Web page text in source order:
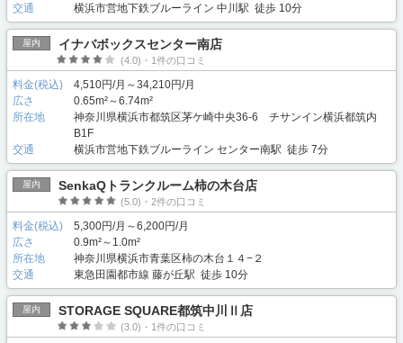
交通
横浜市営地下鉄ブルーライン 中川駅 徒歩 10分
屋内 イナバボックスセンター南店
(4.0)・1件の口コミ
料金(税込)
4,510円/月～34,210円/月
広さ
0.65m²～6.74m²
所在地
神奈川県横浜市都筑区茅ケ崎中央36-6 チサンイン横浜都筑内
B1F
交通
横浜市営地下鉄ブルーライン センター南駅 徒歩 7分
屋内 SenkaQトランクルーム柿の木台店
(5.0)・2件の口コミ
料金(税込)
5,300円/月～6,200円/月
広さ
0.9m²～1.0m²
所在地
神奈川県横浜市青葉区柿の木台１４−２
交通
東急田園都市線 藤が丘駅 徒歩 10分
屋内 STORAGE SQUARE都筑中川Ⅱ店
(3.0)・1件の口コミ